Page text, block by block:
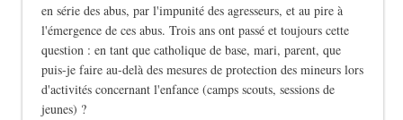
en série des abus, par l'impunité des agresseurs, et au pire à
l'émergence de ces abus. Trois ans ont passé et toujours cette
question : en tant que catholique de base, mari, parent, que
puis-je faire au-delà des mesures de protection des mineurs lors
d'activités concernant l'enfance (camps scouts, sessions de
jeunes) ?